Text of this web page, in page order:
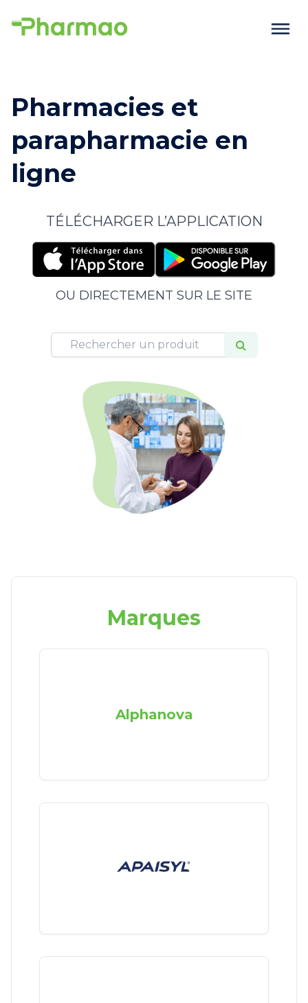
Pharmacies et
parapharmacie en
ligne
TÉLÉCHARGER L’APPLICATION
OU DIRECTEMENT SUR LE SITE
Marques
Alphanova